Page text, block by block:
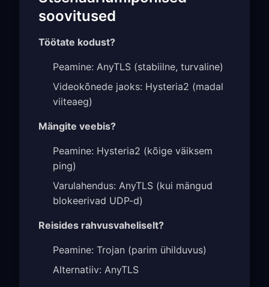
soovitused
Töötate kodust?
Peamine: AnyTLS (stabiilne, turvaline)
Videokõnede jaoks: Hysteria2 (madal
viiteaeg)
Mängite veebis?
Peamine: Hysteria2 (kõige väiksem
ping)
Varulahendus: AnyTLS (kui mängud
blokeerivad UDP-d)
Reisides rahvusvaheliselt?
Peamine: Trojan (parim ühilduvus)
Alternatiiv: AnyTLS